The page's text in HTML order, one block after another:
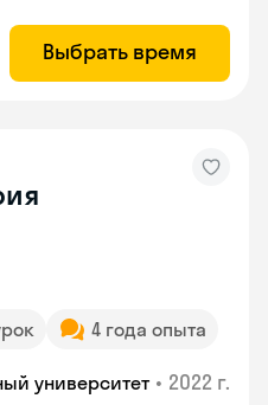
Выбрать время
4 года опыта
университет • 2022 г.